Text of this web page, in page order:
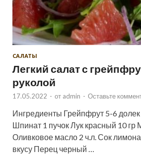
САЛАТЫ
Легкий салат с
руколой
17.05.2022 - от admin - Оставьте
Ингредиенты Грейпфрут 5-6 долек
Шпинат 1 пучок Лук красный 10 гр
Оливковое масло 2 ч.л. Сок
вкусу Перец черный …